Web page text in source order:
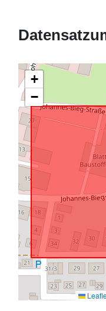
+
−